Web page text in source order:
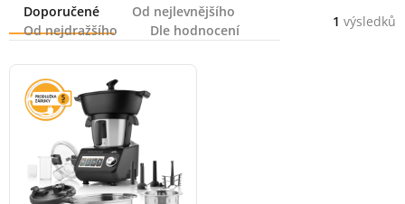
Řazení
Doporučené
Od nejlevnějšího
Od nejdražšího
Dle hodnocení
1 výsledků